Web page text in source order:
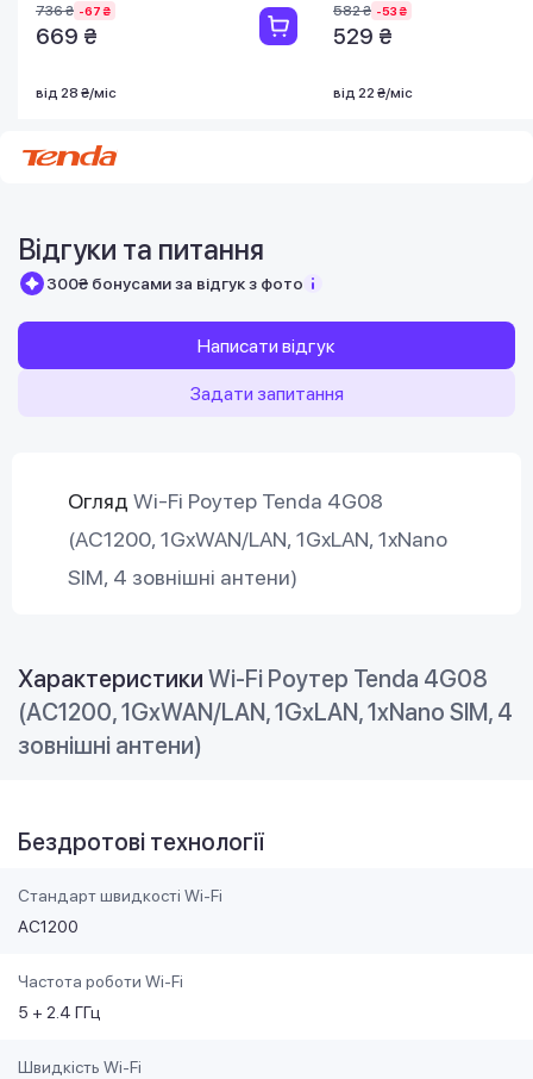
736 ₴ -67 ₴
669 ₴
від 28 ₴/міс
582 ₴ -53 ₴
529 ₴
від 22 ₴/міс
Відгуки та питання
300₴ бонусами за відгук з фото
Написати відгук
Задати запитання
Огляд Wi-Fi Роутер Tenda 4G08
(AC1200, 1GxWAN/LAN, 1GxLAN, 1xNano
SIM, 4 зовнішні антени)
Характеристики Wi-Fi Роутер Tenda 4G08
(AC1200, 1GxWAN/LAN, 1GxLAN, 1xNano SIM, 4
зовнішні антени)
Бездротові технології
Стандарт швидкості Wi-Fi
AC1200
Частота роботи Wi-Fi
5 + 2.4 ГГц
Швидкість Wi-Fi